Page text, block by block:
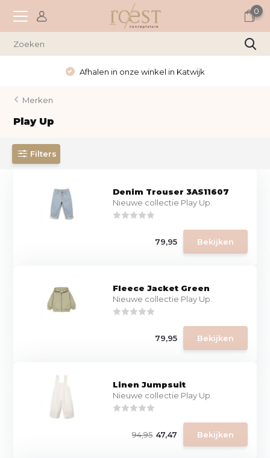
0
Afhalen in onze winkel in Katwijk
Merken
Play Up
Filters
Denim Trouser 3AS11607
Nieuwe collectie Play Up.
79,95 Bekijken
Fleece Jacket Green
Nieuwe collectie Play Up.
79,95 Bekijken
Linen Jumpsuit
Nieuwe collectie Play Up.
94,95 47,47 Bekijken